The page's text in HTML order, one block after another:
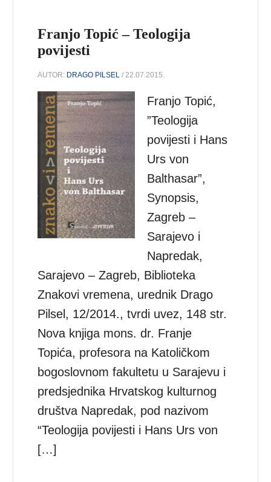
Franjo Topić – Teologija
povijesti
AUTOR: DRAGO PILSEL / 22.07.2015.
Franjo Topić,
”Teologija
povijesti i Hans
Urs von
Balthasar”,
Synopsis,
Zagreb –
Sarajevo i
Napredak,
Sarajevo – Zagreb, Biblioteka
Znakovi vremena, urednik Drago
Pilsel, 12/2014., tvrdi uvez, 148 str.
Nova knjiga mons. dr. Franje
Topića, profesora na Katoličkom
bogoslovnom fakultetu u Sarajevu i
predsjednika Hrvatskog kulturnog
društva Napredak, pod nazivom
“Teologija povijesti i Hans Urs von
[…]